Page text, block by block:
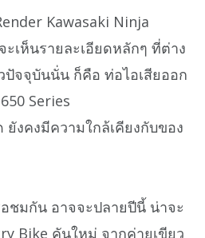
Kawasaki Ninja
ะเห็นรายละเอียดหลักๆ ที่ต่าง
ปัจจุบันนั่น ก็คือ ท่อไอเสียออก
Series
งคงมีความใกล้เคียงกับของ
อชมกัน อาจจะปลายปีนี้ น่าจะ
Bike คันใหม่ จากค่ายเขียว